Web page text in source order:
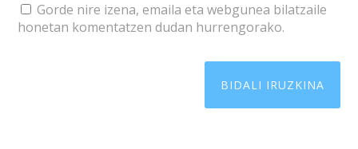
Gorde nire izena, emaila eta webgunea bilatzaile
honetan komentatzen dudan hurrengorako.